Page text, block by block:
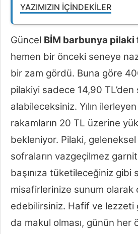
YAZIMIZIN İÇINDEKILER
Güncel BİM barbunya pilaki
hemen bir önceki seneye
bir zam gördü. Buna göre
pilakiyi sadece 14,90 TL’den
alabileceksiniz. Yılın
rakamların 20 TL üzerine
bekleniyor. Pilaki,
sofraların vazgeçilmez
başınıza tüketileceğiniz gibi
misafirlerinize sunum olarak
edebilirsiniz. Hafif ve lezzeti
da makul olması, günün her